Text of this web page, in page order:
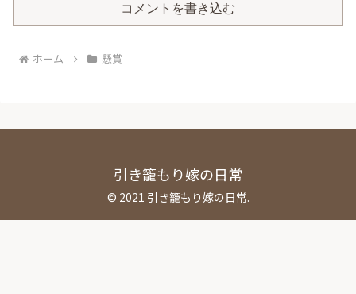
コメントを書き込む
ホーム 懸賞
引き籠もり嫁の日常
© 2021 引き籠もり嫁の日常.